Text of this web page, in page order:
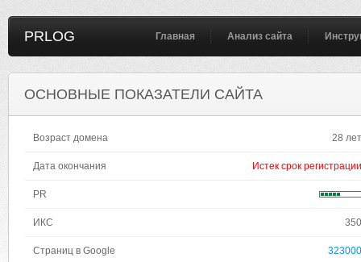
PRLOG Главная Анализ сайта
ОСНОВНЫЕ ПОКАЗАТЕЛИ САЙТА
Возраст домена 28 лет
Дата окончания Истек срок регистрации
PR
ИКС 350
Страниц в Google 323000